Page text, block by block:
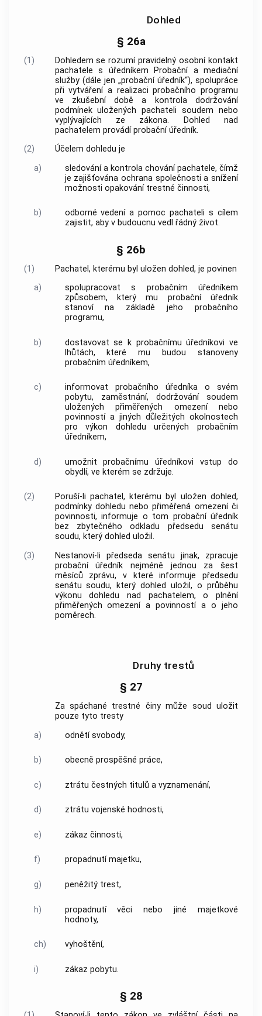
Dohled
§ 26a
(1) Dohledem se rozumí pravidelný osobní kontakt
pachatele s úředníkem Probační a mediační
služby (dále jen „probační úředník“), spolupráce
při vytváření a realizaci probačního programu
ve zkušební době a kontrola dodržování
podmínek uložených pachateli soudem nebo
vyplývajících ze zákona.
Dohled nad
pachatelem provádí probační úředník.
(2)
Účelem dohledu je
a)
sledování a kontrola chování pachatele, čímž
je zajišťována ochrana společnosti a snížení
možnosti opakování trestné činnosti,
b)
odborné vedení a pomoc pachateli s cílem
zajistit, aby v budoucnu vedl řádný život.
§ 26b
(1) Pachatel, kterému byl uložen dohled, je povinen
a)
spolupracovat s probačním úředníkem
způsobem, který mu probační úředník
stanoví na základě jeho probačního
programu,
b)
dostavovat se k probačnímu úředníkovi ve
lhůtách, které mu budou stanoveny
probačním úředníkem,
c)
informovat probačního úředníka o svém
pobytu, zaměstnání, dodržování soudem
uložených přiměřených omezení nebo
povinností a jiných důležitých okolnostech
pro výkon dohledu určených probačním
úředníkem,
d)
umožnit probačnímu úředníkovi vstup do
obydlí, ve kterém se zdržuje.
(2) Poruší-li pachatel, kterému byl uložen dohled,
podmínky dohledu nebo přiměřená omezení či
povinnosti, informuje o tom probační úředník
bez zbytečného odkladu předsedu senátu
soudu, který dohled uložil.
(3)
Nestanoví-li předseda senátu jinak, zpracuje
probační úředník nejméně jednou za šest
měsíců zprávu, v které informuje předsedu
senátu soudu, kterýdohled uložil, o průběhu
výkonudohledu nad pachatelem, o plnění
přiměřených omezení a povinností a o jeho
poměrech.
Druhy trestů
§ 27
Za spáchané trestné činymůže soud uložit
pouze tyto tresty
a)
odnětí svobody,
b) obecně prospěšné práce,
c) ztrátu čestných titulů a vyznamenání,
d) ztrátu vojenské hodnosti,
e) zákaz činnosti,
f) propadnutí majetku,
g) peněžitý trest,
h) propadnutí věci nebojiné majetkové
hodnoty,
ch) vyhoštění,
i) zákaz pobytu.
§ 28